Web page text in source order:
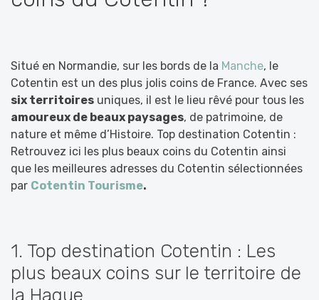
Situé en Normandie, sur les bords de la Manche, le
Cotentin est un des plus jolis coins de France. Avec ses
six territoires uniques, il est le lieu rêvé pour tous les
amoureux de beaux paysages, de patrimoine, de
nature et même d’Histoire. Top destination Cotentin :
Retrouvez ici les plus beaux coins du Cotentin ainsi
que les meilleures adresses du Cotentin sélectionnées
par Cotentin Tourisme.
1. Top destination Cotentin : Les
plus beaux coins sur le territoire de
la Hague